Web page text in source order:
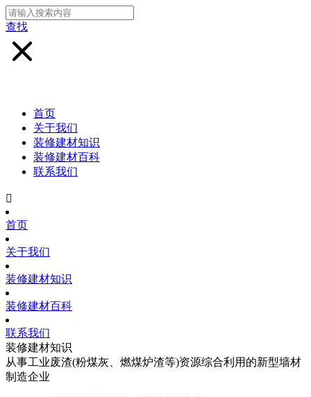
查找
首页
关于我们
装修建材知识
装修建材百科
联系我们

首页
关于我们
装修建材知识
装修建材百科
联系我们
装修建材知识
从事工业废渣(粉煤灰、燃煤炉渣等)资源综合利用的新型墙材
制造企业